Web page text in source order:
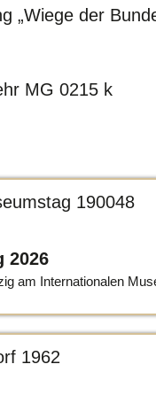
„Wiege der
2026
am Internationalen